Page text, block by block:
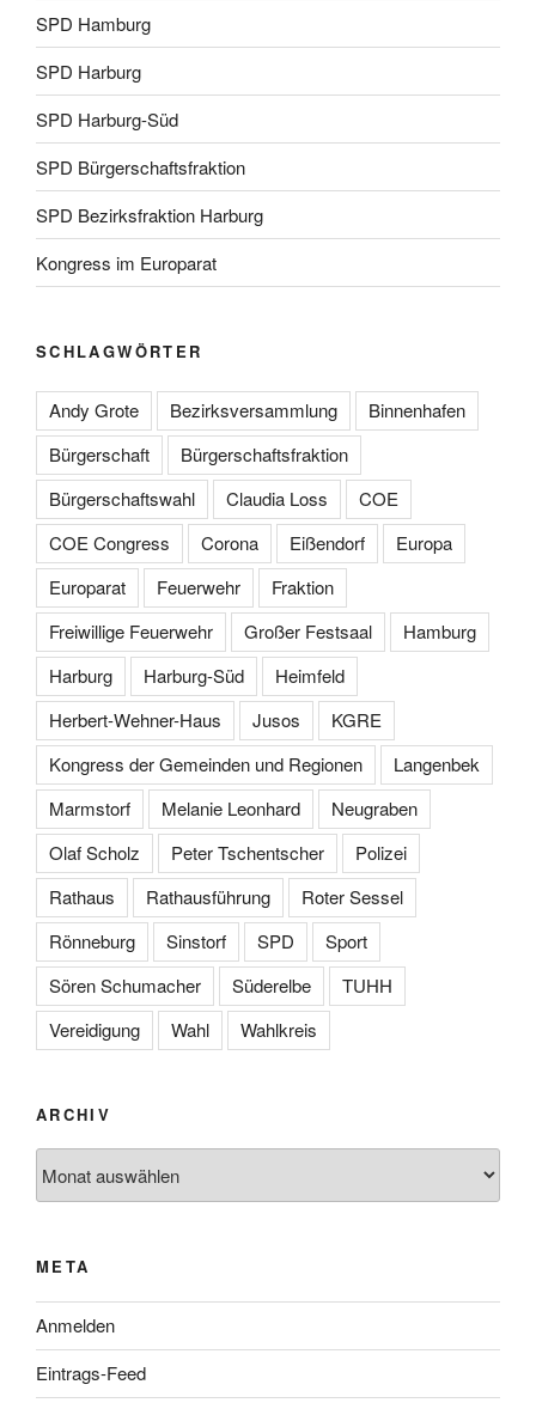
SPD Hamburg
SPD Harburg
SPD Harburg-Süd
SPD Bürgerschaftsfraktion
SPD Bezirksfraktion Harburg
Kongress im Europarat
SCHLAGWÖRTER
Andy Grote Bezirksversammlung
Binnenhafen
Bürgerschaft
Bürgerschaftsfraktion
Bürgerschaftswahl
Claudia Loss
COE
COE Congress
Corona Eißendorf
Europa
Europarat
Feuerwehr
Fraktion
Freiwillige Feuerwehr
Großer Festsaal
Hamburg
Harburg
Harburg-Süd
Heimfeld
Herbert-Wehner-Haus
Jusos
KGRE
Kongress der Gemeinden und Regionen
Langenbek
Marmstorf
Melanie Leonhard
Neugraben
Olaf Scholz
Peter Tschentscher
Polizei
Rathaus
Rathausführung
Roter Sessel
Rönneburg
Sinstorf SPD
Sport
Sören Schumacher
Süderelbe
TUHH
Vereidigung
Wahl Wahlkreis
ARCHIV
META
Anmelden
Eintrags-Feed